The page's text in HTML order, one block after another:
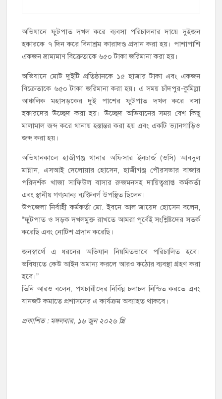
অভিযানে ফুটপাত দখল করে ব্যবসা পরিচালনার দায়ে দুইজন
হকারকে ৭ দিন করে বিনাশ্রম কারাদণ্ড প্রদান করা হয়। পাশাপাশি
একজন ভ্রাম্যমাণ বিক্রেতাকে ৬৫০ টাকা জরিমানা করা হয়।
অভিযানে মোট দুইটি প্রতিষ্ঠানকে ১৫ হাজার টাকা এবং একজন
বিক্রেতাকে ৬৫০ টাকা জরিমানা করা হয়। এ সময় চাঁদপুর-কুমিল্লা
আঞ্চলিক মহাসড়কের দুই পাশের ফুটপাত দখল করে বসা
হকারদের উচ্ছেদ করা হয়। উচ্ছেদ অভিযানের সময় বেশ কিছু
মালামাল জব্দ করে থানায় হস্তান্তর করা হয় এবং একটি ভ্যানগাড়িও
জব্দ করা হয়।
অভিযানকালে হাজীগঞ্জ থানার অফিসার ইনচার্জ (ওসি) আবদুল
মান্নান, এসআই দেলোয়ার হোসেন, হাজীগঞ্জ পৌরসভার বাজার
পরিদর্শক খাজা সাফিউল বাসার রুজমনসহ দায়িত্বপ্রাপ্ত কর্মকর্তা
এবং স্থানীয় গণ্যমান্য ব্যক্তিবর্গ উপস্থিত ছিলেন।
উপজেলা নির্বাহী কর্মকর্তা মো. ইবনে আল জায়েদ হোসেন বলেন,
“ফুটপাত ও সড়ক দখলমুক্ত রাখতে আমরা পূর্বেই সংশ্লিষ্টদের সতর্ক
করেছি এবং নোটিশ প্রদান করেছি।
জনস্বার্থে এ ধরনের অভিযান নিয়মিতভাবে পরিচালিত হবে।
ভবিষ্যতে কেউ আইন অমান্য করলে আরও কঠোর ব্যবস্থা গ্রহণ করা
হবে।”
তিনি আরও বলেন, পথচারীদের নির্বিঘ্ন চলাচল নিশ্চিত করতে এবং
যানজট কমাতে প্রশাসনের এ কার্যক্রম অব্যাহত থাকবে।
প্রকাশিত : মঙ্গলবার, ১৬ জুন ২০২৬ খ্রি